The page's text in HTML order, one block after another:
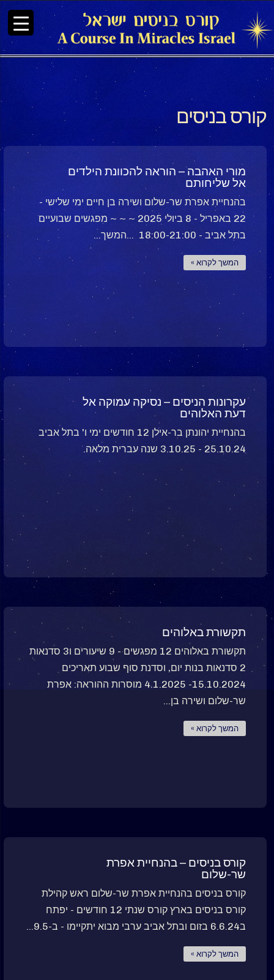
קורס בניסים
מורי האהבה – הוראה להכוונת הילדים
אל שליחותם
בהנחיית אפרת שר-שלום ושירה בן חיים ימי שלישי -
22 באפריל - 8 ביולי 2025 ~ ~ ~ מפגשים שבועיים
בתל אביב - 18:00-21:00 ...המשך...
המשך לקרוא »
עקרונות הניסים – נסיקה עמוקה אל
דעת האלוהים
בהנחיית יהונתן בר-אילן 12 חודשים ימי ו' בתל אביב
25.10.24 - 3.10.25 שנה עברית מלאה.
תקשורת באלוהים
תקשורת באלוהים 12 מפגשים - 9 שיעורים ו3 סדנאות
2 סדנאות בנות יום, וסדנת סוף שבוע תאריכים
15.10.2024- 4.1.2025 מוסרות ההוראה: אפרת
שר-שלום ושירה בן...
המשך לקרוא »
קורס בניסים – בהנחיית אפרת
שר-שלום
קורס בניסים בהנחיית אפרת שר-שלום ראש קהילת
קורס בניסים בארץ קורס שנתי 12 חודשים - יפתח
ב6.6.24 בזום ובתל אביב ערבי מבוא יתקיימו - ב-9.5...
המשך לקרוא »